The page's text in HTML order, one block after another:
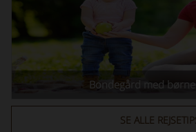
Bondegård med
SE ALLE